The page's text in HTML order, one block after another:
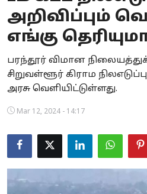
Business
Crime
Tamilnadu
National
Astrology
அறிவிப்பும்
எங்கு
பரந்தூர் விமான
சிறுவள்ளூர் கிராம
அரசு வெளியிட்டுள்ளது.
Mar 12, 2024 - 14:17